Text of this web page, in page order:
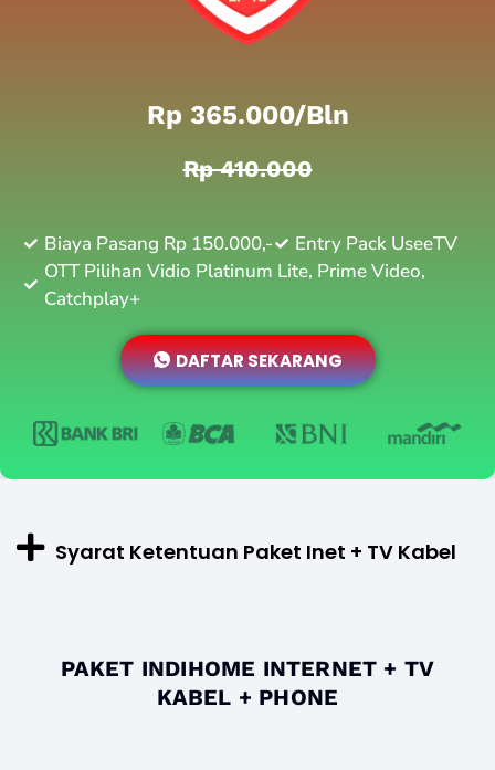
Rp 365.000/bln
Rp 410.000
Biaya Pasang Rp 150.000,-
Entry Pack UseeTV
OTT Pilihan Vidio Platinum Lite, Prime Video,
Catchplay+
DAFTAR SEKARANG
Syarat Ketentuan Paket Inet + TV Kabel
PAKET INDIHOME INTERNET + TV
KABEL + PHONE